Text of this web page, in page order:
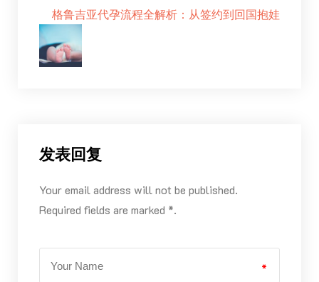
格鲁吉亚代孕流程全解析：从签约到回国抱娃
发表回复
Your email address will not be published.
Required fields are marked *.
*